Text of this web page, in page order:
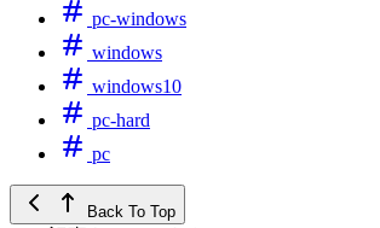
pc-windows
windows
windows10
pc-hard
pc
Back To Top